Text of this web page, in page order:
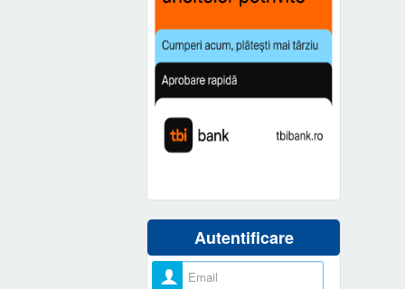
Autentificare
Nume utilizator